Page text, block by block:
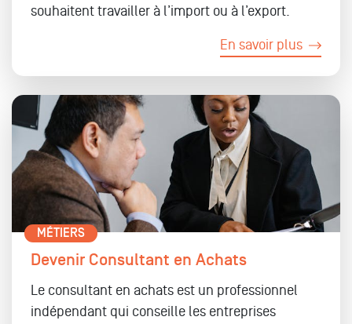
souhaitent travailler à l’import ou à l’export.
En savoir plus
MÉTIERS
Devenir Consultant en Achats
Le consultant en achats est un professionnel
indépendant qui conseille les entreprises